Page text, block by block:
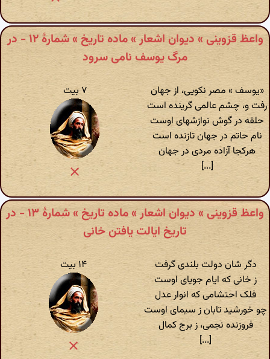
واعظ قزوینی » دیوان اشعار » ماده تاریخ » شمارهٔ ۱۲ - در
مرگ یوسف نامی سرود
«یوسف » مصر نکویی، از جهان
رفت و، چشم عالمی گرینده است
حلقه در گوش نوازشهای اوست
نام حاتم در جهان تازنده است
هرکجا آزاده مردی در جهان
[...]
۷ بیت
واعظ قزوینی » دیوان اشعار » ماده تاریخ » شمارهٔ ۱۳ - در
تاریخ ایالت یافتن خانی
دگر شان دولت بلندی گرفت
ز خانی که ایام جویای اوست
فلک احتشامی که انوار عدل
چو خورشید تابان ز سیمای اوست
فروزنده نجمی، ز برج کمال
[...]
۱۴ بیت